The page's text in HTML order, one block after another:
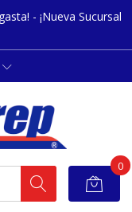
- ¡Nueva Sucursal
0